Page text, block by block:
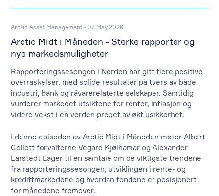
Arctic Asset Management - 07 May 2026
Arctic Midt i Måneden - Sterke rapporter og
nye markedsmuligheter
Rapporteringssesongen i Norden har gitt flere positive
overraskelser, med solide resultater på tvers av både
industri, bank og råvarerelaterte selskaper. Samtidig
vurderer markedet utsiktene for renter, inflasjon og
videre vekst i en verden preget av økt usikkerhet.
I denne episoden av Arctic Midt i Måneden møter Albert
Collett forvalterne Vegard Kjølhamar og Alexander
Larstedt Lager til en samtale om de viktigste trendene
fra rapporteringssesongen, utviklingen i rente- og
kredittmarkedene og hvordan fondene er posisjonert
for månedene fremover.